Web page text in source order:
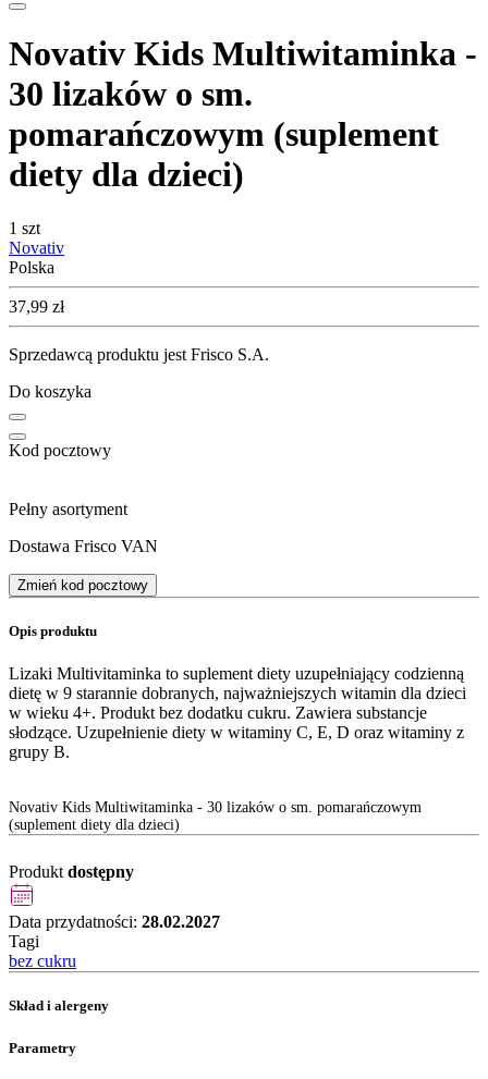
Novativ Kids Multiwitaminka -
30 lizaków o sm.
pomarańczowym (suplement
diety dla dzieci)
1 szt
Novativ
Polska
Cena
37,99 zł
Sprzedawcą produktu jest Frisco S.A.
Do koszyka
Kod pocztowy
Pełny asortyment
Dostawa Frisco VAN
Zmień kod pocztowy
Opis produktu
Lizaki Multivitaminka to suplement diety uzupełniający codzienną
dietę w 9 starannie dobranych, najważniejszych witamin dla dzieci
w wieku 4+. Produkt bez dodatku cukru. Zawiera substancje
słodzące. Uzupełnienie diety w witaminy C, E, D oraz witaminy z
grupy B.
Novativ Kids Multiwitaminka - 30 lizaków o sm. pomarańczowym
(suplement diety dla dzieci)
Produkt dostępny
Data przydatności: 28.02.2027
Tagi
bez cukru
Skład i alergeny
Parametry